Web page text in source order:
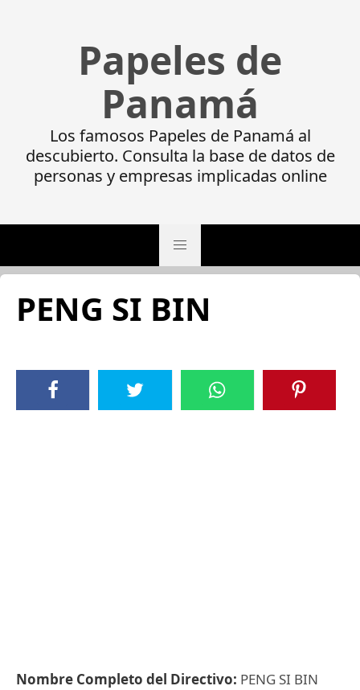
Papeles de
Panamá
Los famosos Papeles de Panamá al
descubierto. Consulta la base de datos de
personas y empresas implicadas online
PENG SI BIN
Nombre Completo del Directivo: PENG SI BIN